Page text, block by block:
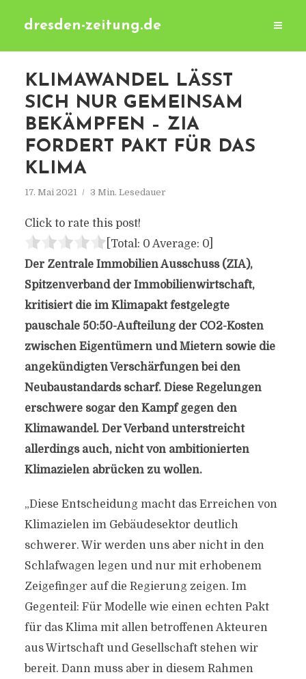
dresden-zeitung.de
KLIMAWANDEL LÄSST
SICH NUR GEMEINSAM
BEKÄMPFEN – ZIA
FORDERT PAKT FÜR DAS
KLIMA
17. Mai 2021 3 Min. Lesedauer
Click to rate this post!
[Total: 0 Average: 0]
Der Zentrale Immobilien Ausschuss (ZIA),
Spitzenverband der Immobilienwirtschaft,
kritisiert die im Klimapakt festgelegte
pauschale 50:50-Aufteilung der CO2-Kosten
zwischen Eigentümern und Mietern sowie die
angekündigten Verschärfungen bei den
Neubaustandards scharf. Diese Regelungen
erschwere sogar den Kampf gegen den
Klimawandel. Der Verband unterstreicht
allerdings auch, nicht von ambitionierten
Klimazielen abrücken zu wollen.
„Diese Entscheidung macht das Erreichen von
Klimazielen im Gebäudesektor deutlich
schwerer. Wir werden uns aber nicht in den
Schlafwagen legen und nur mit erhobenem
Zeigefinger auf die Regierung zeigen. Im
Gegenteil: Für Modelle wie einen echten Pakt
für das Klima mit allen betroffenen Akteuren
aus Wirtschaft und Gesellschaft stehen wir
bereit. Dann muss aber in diesem Rahmen